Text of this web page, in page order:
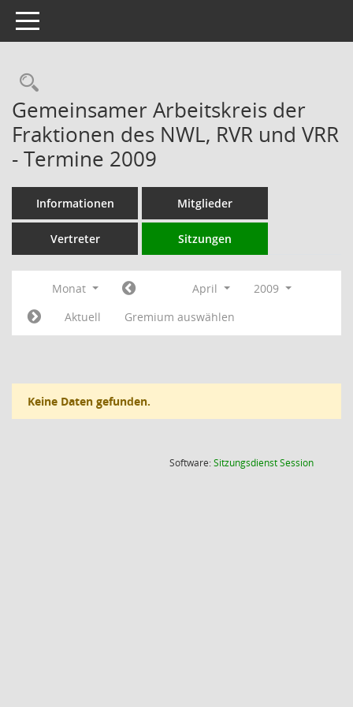
Toggle navigation
Rechercheauswahl
Gemeinsamer Arbeitskreis der
Fraktionen des NWL, RVR und VRR
- Termine 2009
Informationen Mitglieder
Vertreter Sitzungen
Monat April
2009
Aktuell
Gremium auswählen
Keine Daten gefunden.
Software:SitzungsdienstSession(Wird in